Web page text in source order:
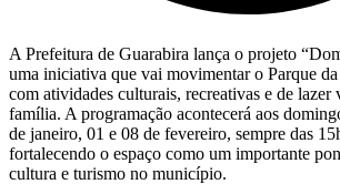
A Prefeitura de Guarabira lança o projeto
uma iniciativa que vai movimentar o Parque
com atividades culturais, recreativas e de lazer
família. A programação acontecerá aos
de janeiro, 01 e 08 de fevereiro, sempre das
fortalecendo o espaço como um importante
cultura e turismo no município.